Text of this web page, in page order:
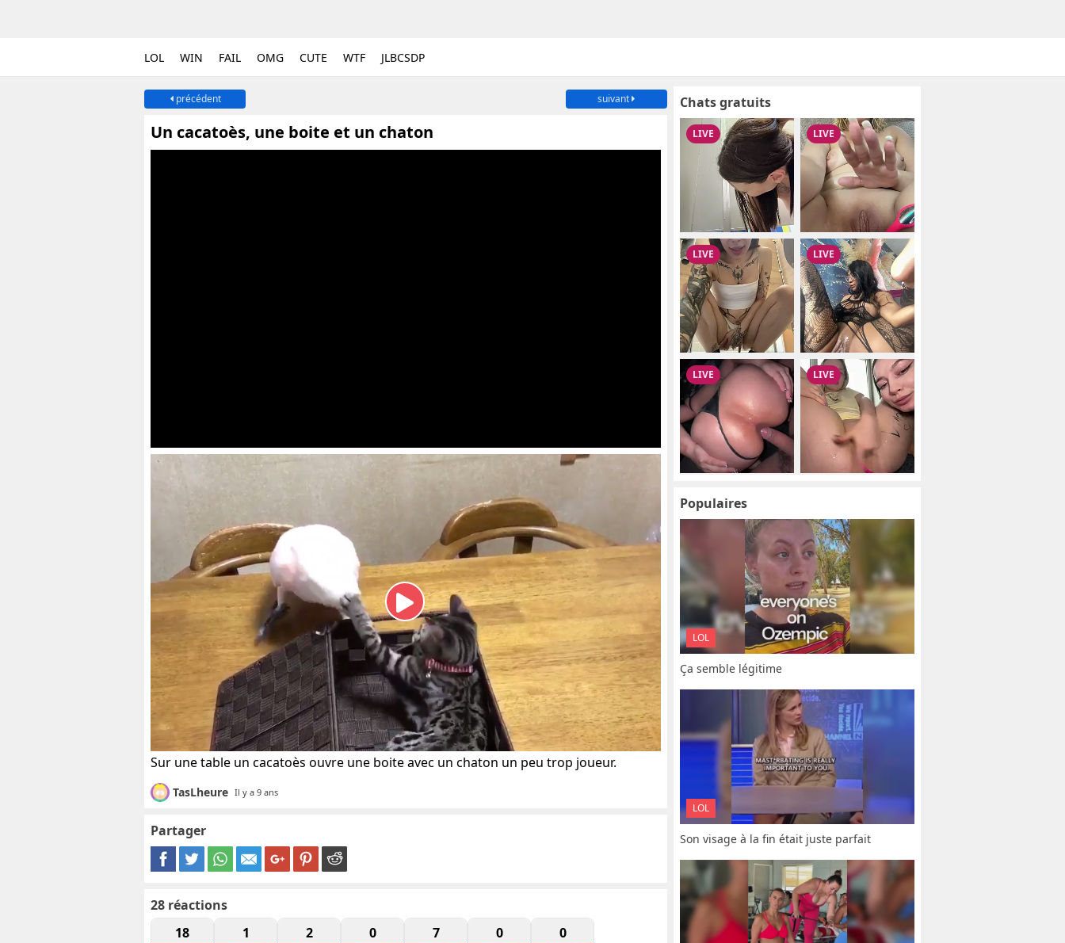
LOL WIN FAIL OMG CUTE WTF JLBCSDP
précédent suivant
Un cacatoès, une boite et un chaton
Sur une table un cacatoès ouvre une boite avec un chaton un peu trop joueur.
TasLheure Il y a 9 ans
Partager
28 réactions
18
1 2 0 7 0 0
Chats gratuits
Populaires
LOL
Ça semble légitime
LOL
Son visage à la fin était juste parfait